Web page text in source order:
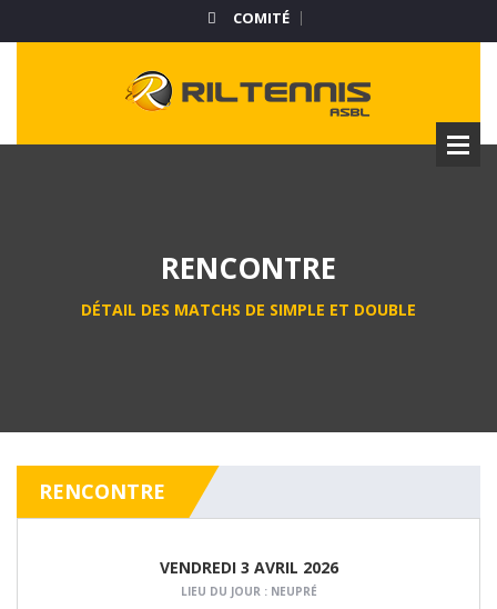
COMITÉ
RENCONTRE
DÉTAIL DES MATCHS DE SIMPLE ET DOUBLE
RENCONTRE
VENDREDI 3 AVRIL 2026
LIEU DU JOUR : NEUPRÉ